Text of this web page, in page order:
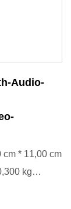
Audio-
* 11,00 cm
kg